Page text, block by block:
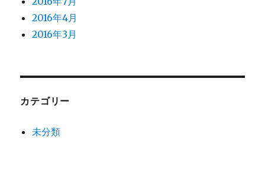
2016年4月
2016年3月
カテゴリー
未分類